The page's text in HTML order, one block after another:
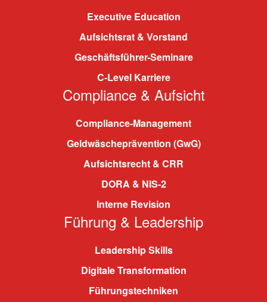
Executive Education
Aufsichtsrat & Vorstand
Geschäftsführer-Seminare
C-Level Karriere
Compliance & Aufsicht
Compliance-Management
Geldwäscheprävention (GwG)
Aufsichtsrecht & CRR
DORA & NIS-2
Interne Revision
Führung & Leadership
Leadership Skills
Digitale Transformation
Führungstechniken